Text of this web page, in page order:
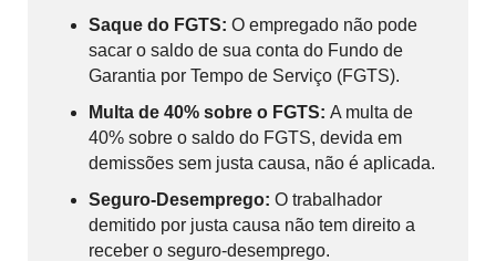
Saque do FGTS: O empregado não pode
sacar o saldo de sua conta do Fundo de
Garantia por Tempo de Serviço (FGTS).
Multa de 40% sobre o FGTS: A multa de
40% sobre o saldo do FGTS, devida em
demissões sem justa causa, não é aplicada.
Seguro-Desemprego: O trabalhador
demitido por justa causa não tem direito a
receber o seguro-desemprego.